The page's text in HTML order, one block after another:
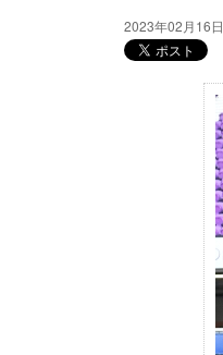
2023年02月16日